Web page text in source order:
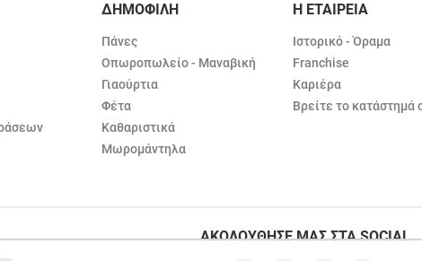
ΔΗΜΟΦΙΛΗ
Πάνες
Οπωροπωλείο - Μαναβική
Γιαούρτια
Φέτα
Καθαριστικά
Μωρομάντηλα
Η ΕΤΑΙΡΕΙΑ
Ιστορικό - Όραμα
Franchise
Καριέρα
Βρείτε το κατάστημά
ΑΚΟΛΟΥΘΗΣΕ ΜΑΣ ΣΤΑ SOCIAL